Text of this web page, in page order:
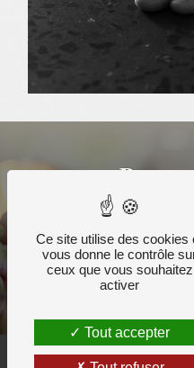
Ce site utilise des cookies
vous donne le contrôle
ceux que vous souhaitez
activer
Tout accepter